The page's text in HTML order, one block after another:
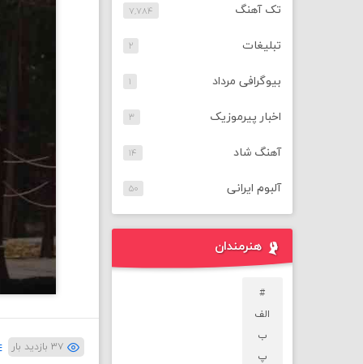
۳۷ بازدید بار
تک آهنگ ۷,۷۸۴
تبلیغات ۲
بیوگرافی مرداد ۱
اخبار پیرموزیک ۳
آهنگ شاد ۱۴
آلبوم ایرانی ۵۰
هنرمندان
#
الف
ب
پ